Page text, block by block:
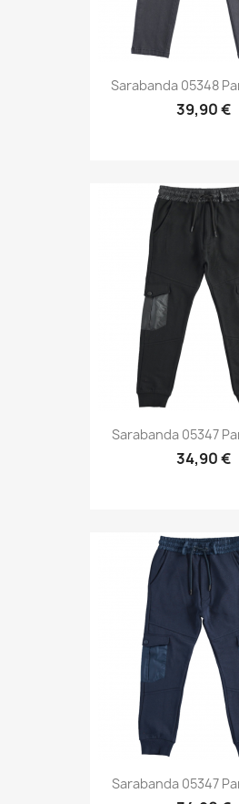
Sarabanda 05348
39,90 €
Sarabanda 05347
34,90 €
Sarabanda 05347